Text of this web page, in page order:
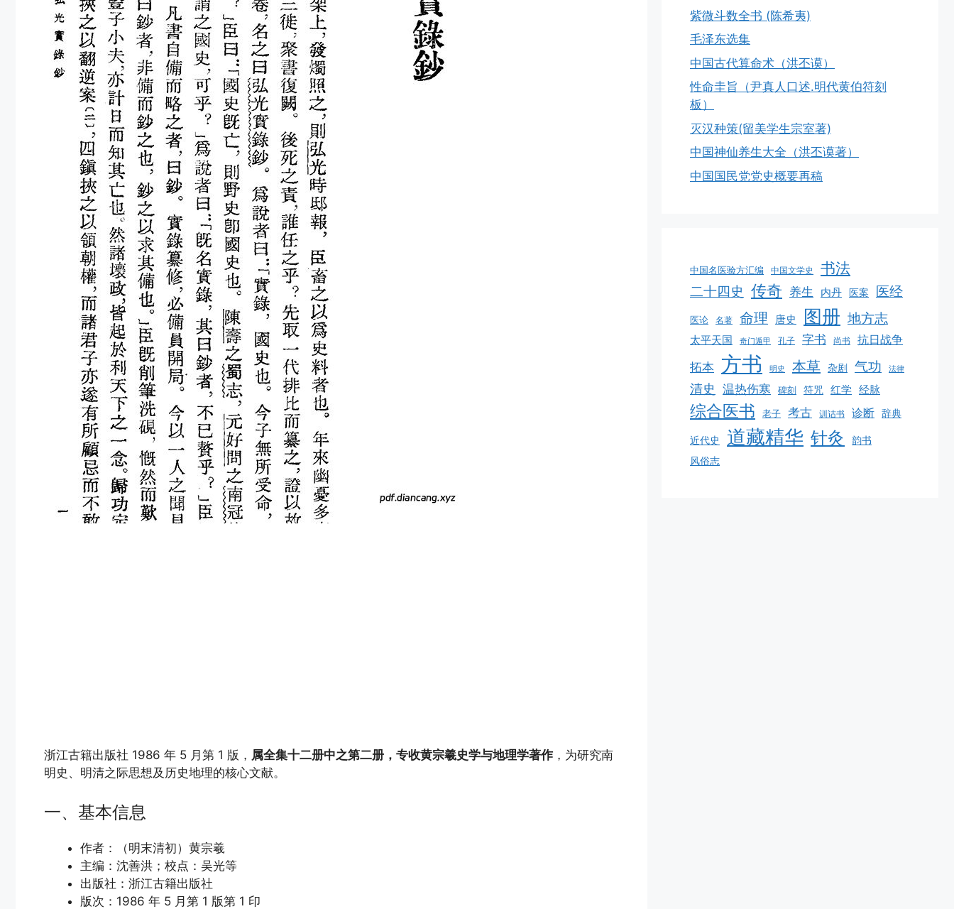
浙江古籍出版社 1986 年 5 月第 1 版， 属全集十二册中之第二册，专收黄宗羲史学与地理学著作，为研究南
明史、明清之际思想及历史地理的核心文献。
一、基本信息
作者：（明末清初）黄宗羲
主编：沈善洪；校点：吴光等
出版社：浙江古籍出版社
版次：1986 年 5 月第 1 版第 1 印
紫微斗数全书 (陈希夷)
毛泽东选集
中国古代算命术（洪丕谟）
性命圭旨（尹真人口述.明代黄伯符刻
板）
灭汉种策(留美学生宗室著)
中国神仙养生大全（洪丕谟著）
中国国民党党史概要再稿
中国名医验方汇编 中国文学史 书法
二十四史 传奇 养生 内丹 医案 医经
医论 名著 命理 唐史 图册 地方志
太平天国 奇门遁甲 孔子 字书 尚书 抗日战争
拓本 方书 明史 本草 杂剧 气功 法律
清史 温热伤寒 碑刻 符咒 红学 经脉
综合医书 老子 考古 训诂书 诊断 辞典
近代史 道藏精华 针灸 韵书
风俗志